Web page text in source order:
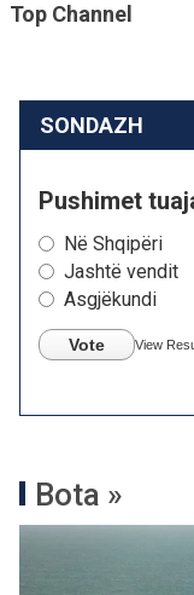
Top Channel
SONDAZH
Pushimet
Në Shqipëri
Jashtë vendit
Asgjëkundi
Vote View
Bota »